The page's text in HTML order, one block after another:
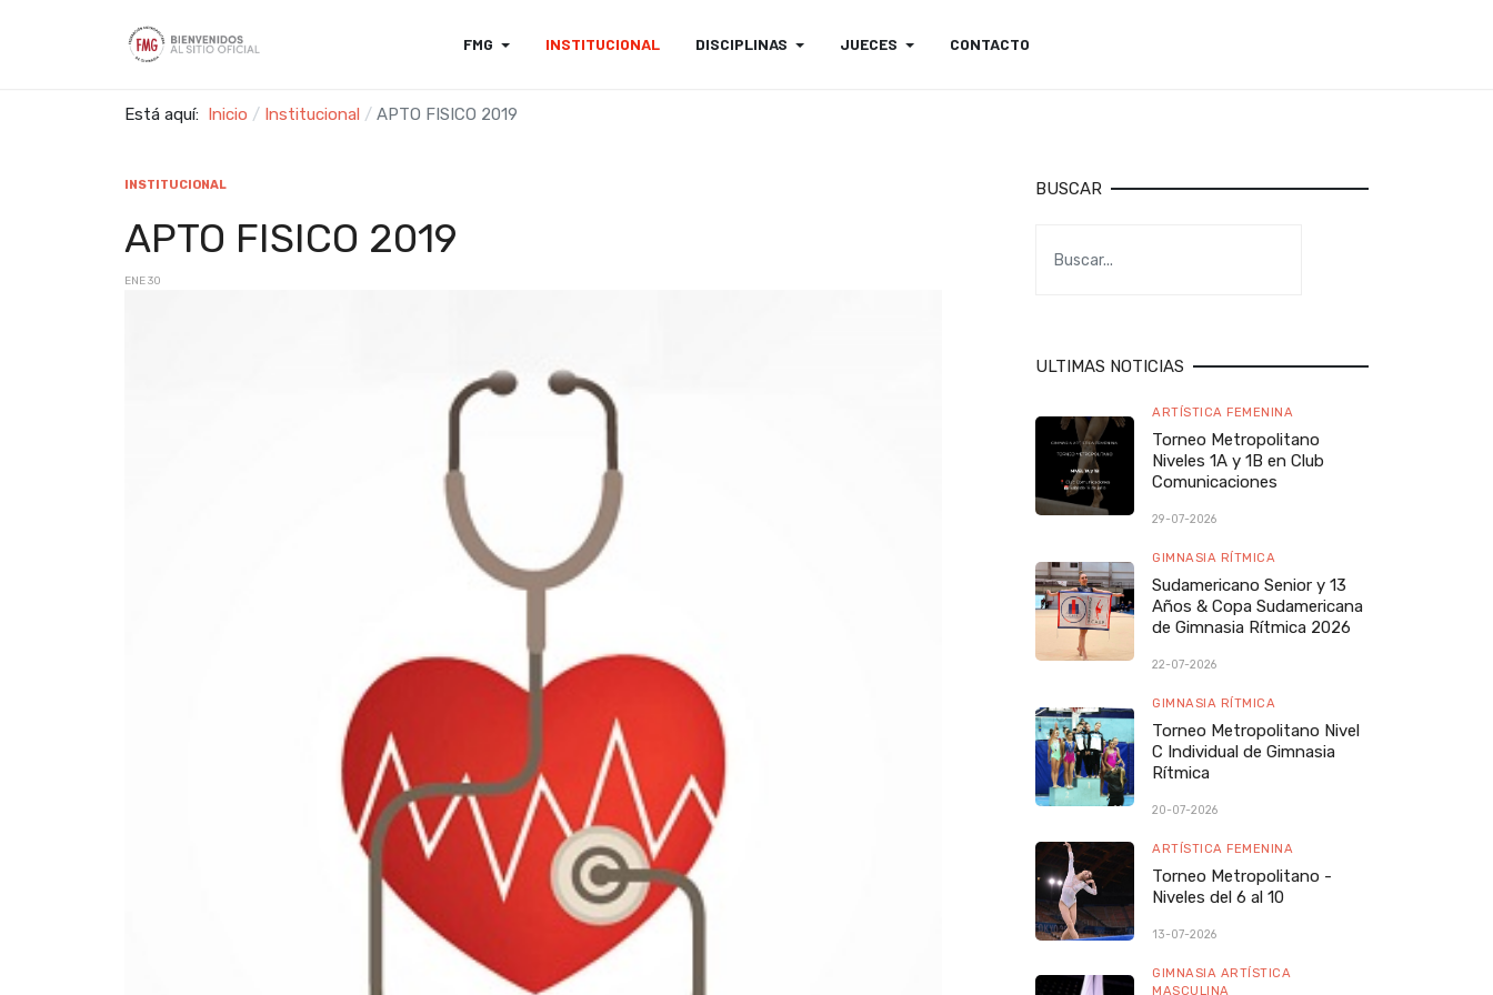
FMG INSTITUCIONAL DISCIPLINAS JUECES CONTACTO
Está aquí: Inicio Institucional APTO FISICO 2019
INSTITUCIONAL
APTO FISICO 2019
ENE 30
BUSCAR
ULTIMAS NOTICIAS
ARTÍSTICA FEMENINA
Torneo Metropolitano
Niveles 1A y 1B en Club
Comunicaciones
29-07-2026
GIMNASIA RÍTMICA
Sudamericano Senior y 13
Años & Copa Sudamericana
de Gimnasia Rítmica 2026
22-07-2026
GIMNASIA RÍTMICA
Torneo Metropolitano Nivel
C Individual de Gimnasia
Rítmica
20-07-2026
ARTÍSTICA FEMENINA
Torneo Metropolitano -
Niveles del 6 al 10
13-07-2026
GIMNASIA ARTÍSTICA
MASCULINA